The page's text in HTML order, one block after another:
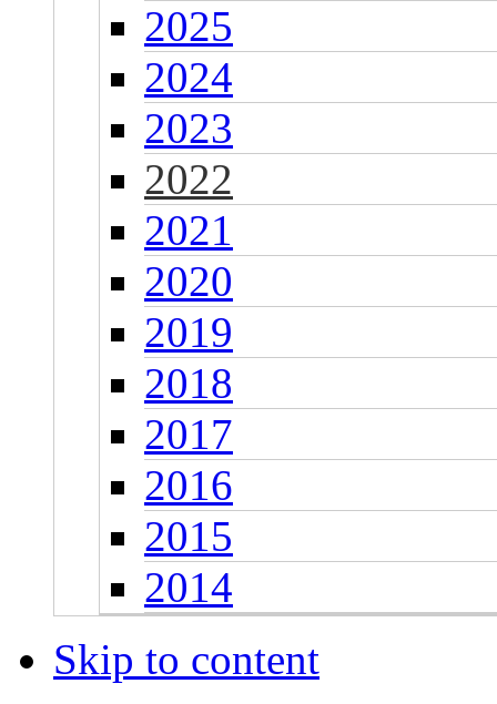
2025
2024
2023
2022
2021
2020
2019
2018
2017
2016
2015
2014
Skip to content